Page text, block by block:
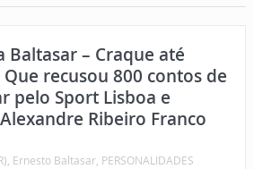
Baltasar – Craque até
recusou 800 contos de
pelo Sport Lisboa e
Ribeiro Franco
Ernesto Baltasar, PERSONALIDADES